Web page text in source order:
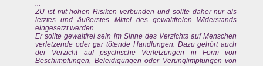
ZU ist mit hohen Risiken verbunden und sollte daher nur als
letztes und äußerstes Mittel des gewaltfreien Widerstands
eingesetzt werden. ...
Er sollte gewaltfrei sein im Sinne des Verzichts auf Menschen
verletzende oder gar tötende Handlungen. Dazu gehört auch
der Verzicht auf psychische Verletzungen in Form von
Beschimpfungen, Beleidigungen oder Verunglimpfungen von